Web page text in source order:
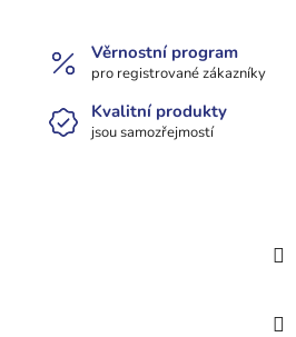
Věrnostní program
pro registrované zákazníky
Kvalitní produkty
jsou samozřejmostí